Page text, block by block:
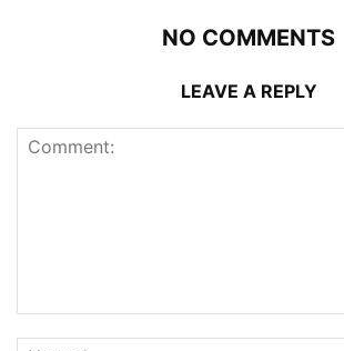
NO COMMENTS
LEAVE A REPLY